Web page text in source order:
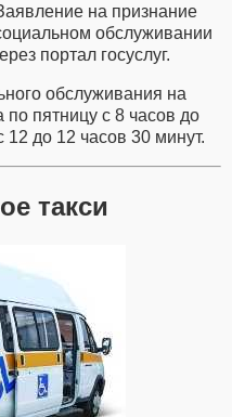
на признание
обслуживании
портал госуслуг.
обслуживания на
по пятницу с 8 часов до
до 12 часов 30 минут.
такси